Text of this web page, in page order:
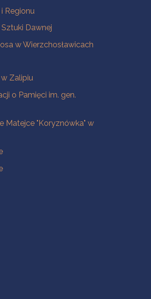
Regionu
Dawnej
w Wierzchosławicach
Zalipiu
o Pamięci im. gen.
Matejce "Koryznówka" w